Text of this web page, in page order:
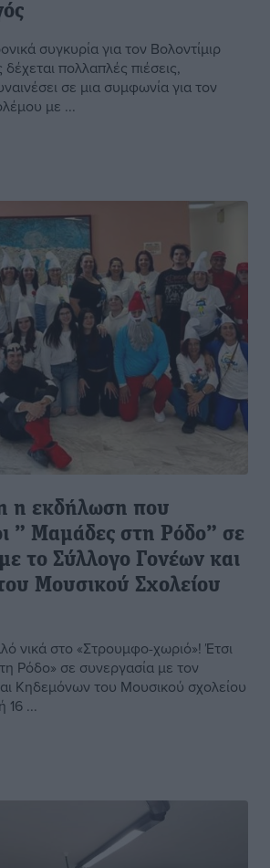
συγκυρία για τον Βολοντίμιρ
πολλαπλές πιέσεις,
σε μια συμφωνία για τον
με ...
η εκδήλωση που
” Μαμάδες στη Ρόδο” σε
το Σύλλογο Γονέων και
Μουσικού Σχολείου
νικά στο «Στρουμφο-χωριό»! Έτσι
Ρόδο» σε συνεργασία με τον
Κηδεμόνων του Μουσικού σχολείου
16 ...